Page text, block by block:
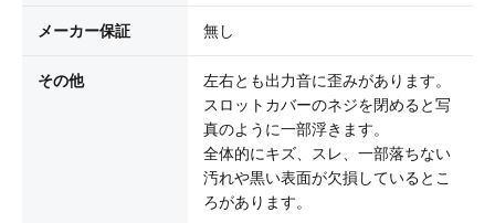
メーカー保証 無し
その他
左右とも出力音に歪みがあります。
スロットカバーのネジを閉めると写
真のように一部浮きます。
全体的にキズ、スレ、一部落ちない
汚れや黒い表面が欠損しているとこ
ろがあります。